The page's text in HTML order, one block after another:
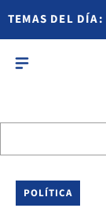
TEMAS DEL DÍA:
POLÍTICA